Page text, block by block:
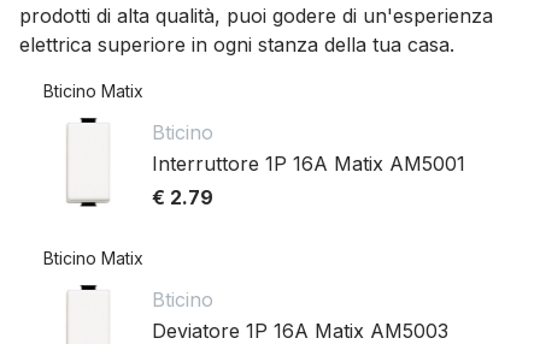
prodotti di alta qualità, puoi godere di un'esperienza
elettrica superiore in ogni stanza della tua casa.
Bticino Matix
Bticino
Interruttore 1P 16A Matix AM5001
€ 2.79
Bticino Matix
Bticino
Deviatore 1P 16A Matix AM5003